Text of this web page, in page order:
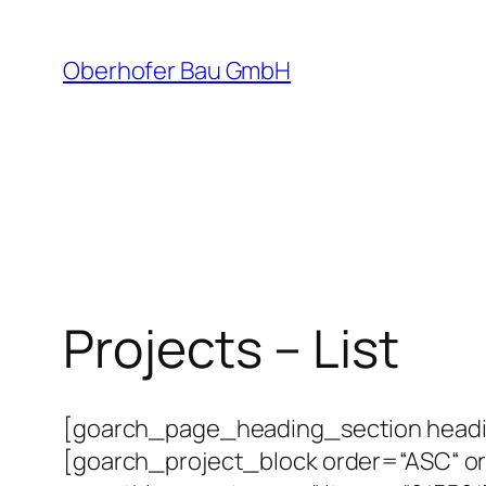
Inhalt
springen
Oberhofer Bau GmbH
Projects – List
[goarch_page_heading_section
[goarch_project_block order=“ASC“